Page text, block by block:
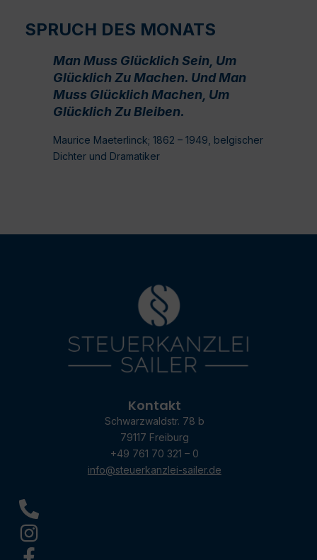
SPRUCH DES MONATS
Man Muss Glücklich Sein, Um
Glücklich Zu Machen. Und Man
Muss Glücklich Machen, Um
Glücklich Zu Bleiben.
Maurice Maeterlinck; 1862 – 1949, belgischer
Dichter und Dramatiker
Kontakt
Schwarzwaldstr. 78 b
79117 Freiburg
+49 761 70 321 – 0
info@steuerkanzlei-sailer.de